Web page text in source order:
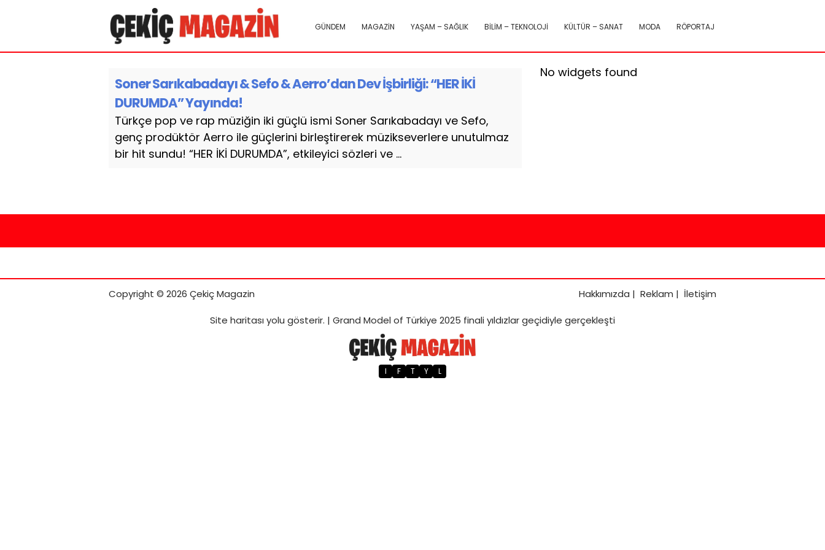
GÜNDEM MAGAZİN YAŞAM – SAĞLIK BİLİM – TEKNOLOJİ KÜLTÜR – SANAT MODA RÖPORTAJ
Soner Sarıkabadayı & Sefo & Aerro’dan Dev İşbirliği: “HER İKİ
DURUMDA” Yayında!
Türkçe pop ve rap müziğin iki güçlü ismi Soner Sarıkabadayı ve Sefo,
genç prodüktör Aerro ile güçlerini birleştirerek müzikseverlere unutulmaz
bir hit sundu! “HER İKİ DURUMDA”, etkileyici sözleri ve ...
No widgets found
Copyright © 2026 Çekiç Magazin Hakkımızda | Reklam | İletişim
Site haritasıyolu gösterir. | Grand Model of Türkiye 2025 finali yıldızlar geçidiyle gerçekleşti
I F T Y L